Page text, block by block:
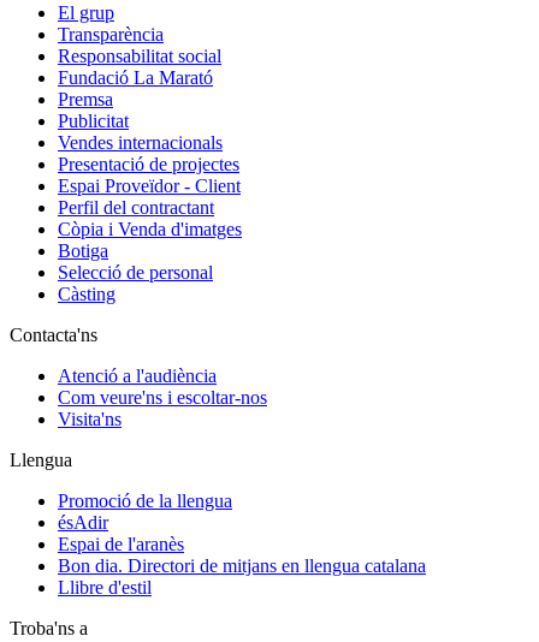
El grup
Transparència
Responsabilitat social
Fundació La Marató
Premsa
Publicitat
Vendes internacionals
Presentació de projectes
Espai Proveïdor - Client
Perfil del contractant
Còpia i Venda d'imatges
Botiga
Selecció de personal
Càsting
Contacta'ns
Atenció a l'audiència
Com veure'ns i escoltar-nos
Visita'ns
Llengua
Promoció de la llengua
ésAdir
Espai de l'aranès
Bon dia. Directori de mitjans en llengua catalana
Llibre d'estil
Troba'ns a